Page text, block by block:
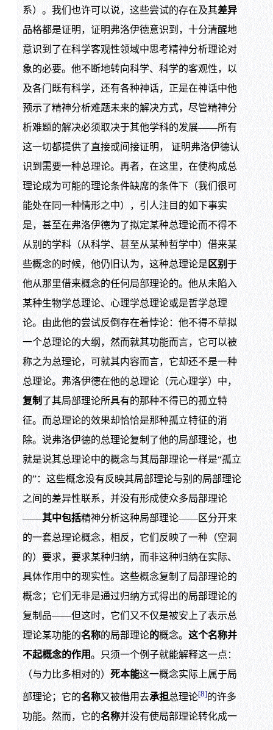
系）。我们也许可以说，这些尝试的存在及其差异
品格都是证明，证明弗洛伊德意识到，十分清醒地
意识到了在科学客观性领域中思考精神分析理论对
象的必要。他不断地转向科学、科学的客观性，以
及各门既有科学，还有各种神话，正是在神话中他
预示了精神分析难题未来的解决方式，尽管精神分
析难题的解决必须取决于其他学科的发展——所有
这一切都提供了直接或间接证明， 证明弗洛伊德认
识到需要一种总理论。再者，在这里，在使构成总
理论成为可能的理论条件缺席的条件下（我们很可
能处在同一种情形之中），引人注目的如下事实
是，甚至在弗洛伊德为了拟定某种总理论而不得不
从别的学科（从科学、甚至从某种哲学中）借来某
些概念的时候，他仍旧认为，这种总理论是区别 于
他从那里借来概念的任何局部理论的。他从未陷入
某种生物学总理论、心理学总理论或是哲学总理
论。由此他的尝试反倒存在着悖论：他不得不草拟
一个总理论的大纲，然而就其功能而言，它可以被
称之为总理论，可就其内容而言，它却还不是一种
总理论。弗洛伊德在他的总理论（元心理学）中，
复制 了其局部理论所具有的那种不得已的孤立特
征。而总理论的效果却恰恰是那种孤立特征的消
除。说弗洛伊德的总理论复制了他的局部理论，也
就是说其总理论中的概念与其局部理论一样是“孤立
的”：这些概念没有反映其局部理论与别的局部理论
之间的差异性联系，并没有形成使众多局部理论
——其中包括精神分析这种局部理论——区分开来
的一套总理论概念，相反，它们反映了一种（空洞
的）要求，要求某种归纳，而非这种归纳在实际、
具体作用中的现实性。这些概念复制了局部理论的
概念；它们无非是通过归纳方式得出的局部理论的
复制品——但这时，它们又不仅是被安上了表示总
理论某功能的名称的局部理论的概念。 这个名称并
不起概念的作用。只须一个例子就能解释这一点：
（与力比多相对的） 死本能这一概念实际上属于局
部理论；它的名称又被借用去承担总理论[8]的许多
功能。然而，它的名称并没有使局部理论转化成一